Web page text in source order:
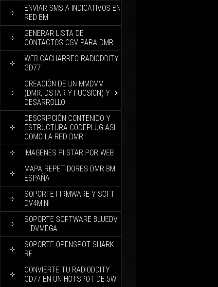
ENVIAR SMS A INDICATIVOS EN
RED BM
GENERAR LISTA DE
CONTACTOS CSV PARA DMR
WEB CACHARREO RADIODDITY
GD77
CREACIÓN DE UN MMDVM
(DMR, DSTAR Y FUCSION) Y
DESARROLLO
DESCRIPCIÓN CONTENIDO Y
ESTRUCTURA CODEPLUG ASI
COMO LA RED DMR
IMAGENES PI STAR POR WEB
MAPA REPETIDORES DMR BM
ESPAÑA
SOPORTE FIRMWARE Y SOFT
DV4MINI
SOPORTE SOFTWARE BLUEDV
– DVMEGA
SOPORTE OPENSPOT SHARK
RF
CONVIERTE TU RADIODDITY
GD77 EN UN HOTSPOT DE 5W